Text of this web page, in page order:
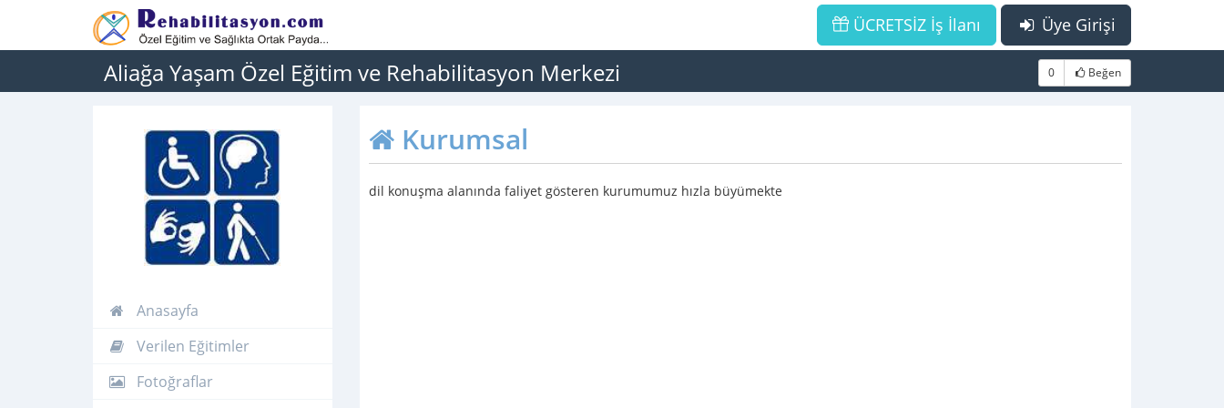
Üye Girişi
ÜCRETSİZ İş İlanı
Aliağa Yaşam Özel Eğitim ve Rehabilitasyon Merkezi 0 Beğen
Anasayfa
Verilen Eğitimler
Fotoğraflar
Kurumsal
dil konuşma alanında faliyet gösteren kurumumuz hızla büyümekte